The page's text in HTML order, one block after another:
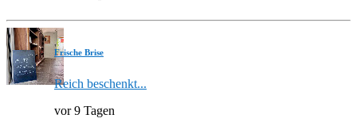
Frische Brise
Reich beschenkt...
vor 9 Tagen